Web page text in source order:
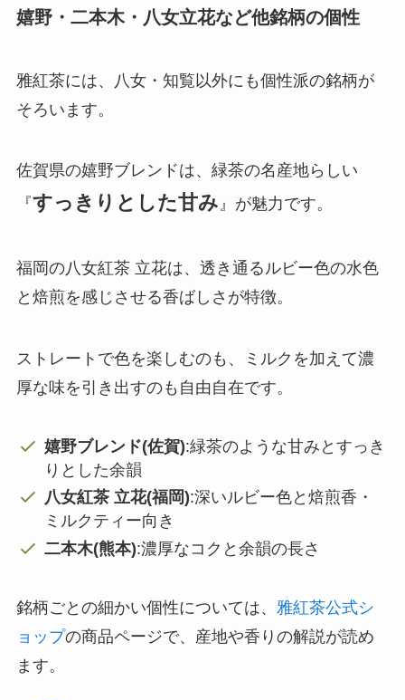
嬉野・二本木・八女立花など他銘柄の個性
雅紅茶には、八女・知覧以外にも個性派の銘柄が
そろいます。
佐賀県の嬉野ブレンドは、緑茶の名産地らしい
『すっきりとした甘み』が魅力です。
福岡の八女紅茶 立花は、透き通るルビー色の水色
と焙煎を感じさせる香ばしさが特徴。
ストレートで色を楽しむのも、ミルクを加えて濃
厚な味を引き出すのも自由自在です。
嬉野ブレンド(佐賀):緑茶のような甘みとすっき
りとした余韻
八女紅茶 立花(福岡):深いルビー色と焙煎香・
ミルクティー向き
二本木(熊本):濃厚なコクと余韻の長さ
銘柄ごとの細かい個性については、 雅紅茶公式シ
ョップの商品ページで、産地や香りの解説が読め
ます。